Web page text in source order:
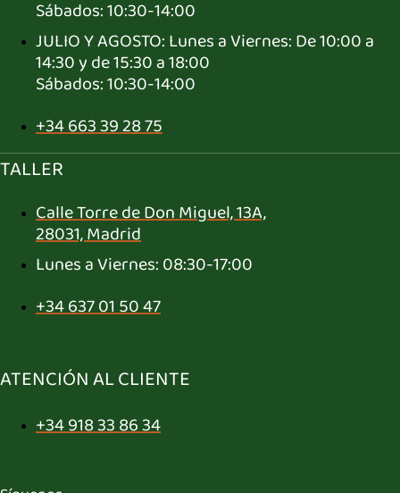
Sábados: 10:30-14:00
JULIO Y AGOSTO: Lunes a Viernes: De 10:00 a
14:30 y de 15:30 a 18:00
Sábados: 10:30-14:00
+34 663 39 28 75
TALLER
Calle Torre de Don Miguel, 13A,
28031, Madrid
Lunes a Viernes: 08:30-17:00
+34 637 01 50 47
ATENCIÓN AL CLIENTE
+34 918 33 86 34